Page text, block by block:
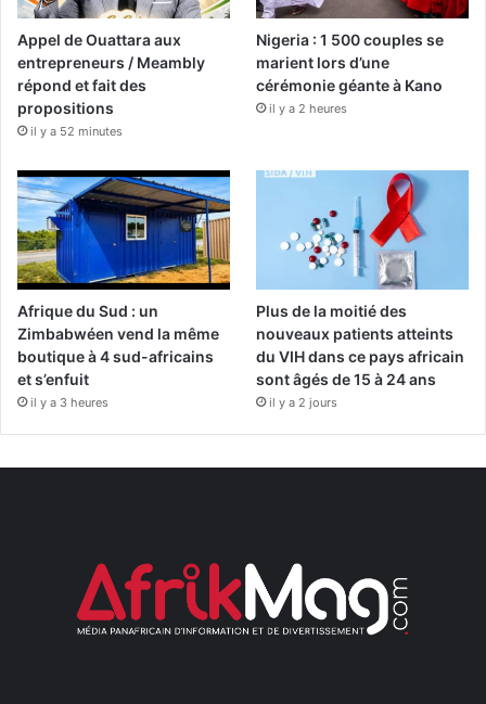
Appel de Ouattara aux
entrepreneurs / Meambly
répond et fait des
propositions
il y a 52 minutes
Nigeria : 1 500 couples se
marient lors d’une
cérémonie géante à Kano
il y a 2 heures
Afrique du Sud : un
Zimbabwéen vend la même
boutique à 4 sud-africains
et s’enfuit
il y a 3 heures
Plus de la moitié des
nouveaux patients atteints
du VIH dans ce pays africain
sont âgés de 15 à 24 ans
il y a 2 jours